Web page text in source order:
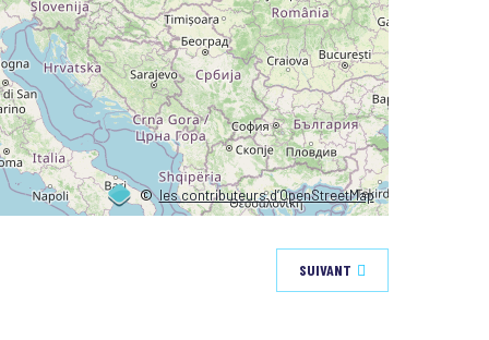
©les contributeurs d’OpenStreetMap
SUIVANT